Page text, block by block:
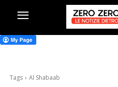
Tags Al Shabaab